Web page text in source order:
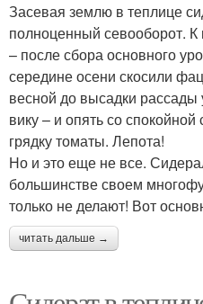
Засевая землю в теплице
полноценный севооборот.
– после сбора основного
середине осени скосили
весной до высадки рассады
вику – и опять со
грядку томаты. Лепота!
Но и это еще не все.
большинстве своем
только не делают! Вот
читать дальше →